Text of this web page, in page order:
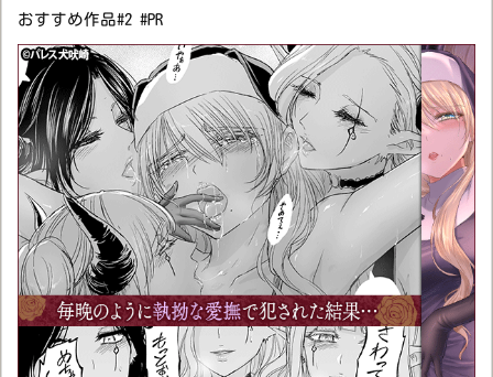
おすすめ作品#2 #PR